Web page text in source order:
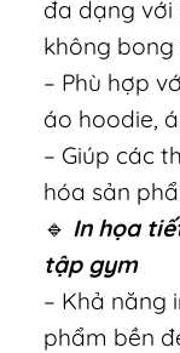
đa dạng với
không bong
– Phù hợp
áo hoodie,
– Giúp các
hóa sản
🔹 In họa
tập gym
– Khả năng
phẩm bền